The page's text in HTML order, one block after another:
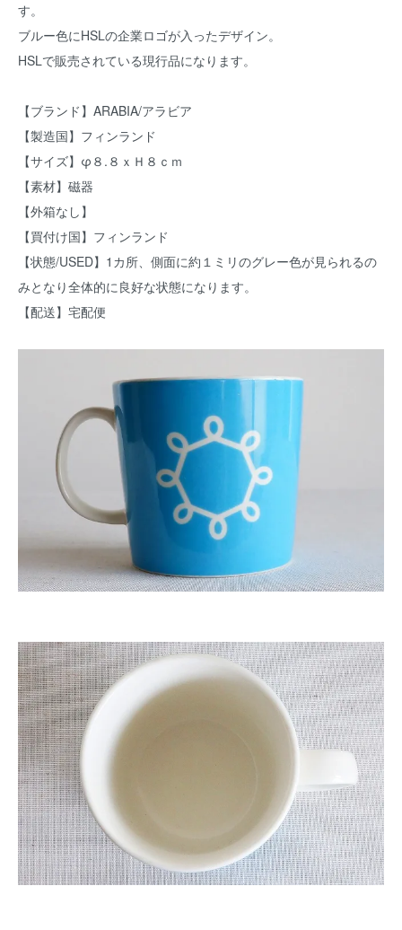
す。
ブルー色にHSLの企業ロゴが入ったデザイン。
HSLで販売されている現行品になります。
【ブランド】ARABIA/アラビア
【製造国】フィンランド
【サイズ】φ８.８ｘＨ８ｃｍ
【素材】磁器
【外箱なし】
【買付け国】フィンランド
【状態/USED】1カ所、側面に約１ミリのグレー色が見られるの
みとなり全体的に良好な状態になります。
【配送】宅配便